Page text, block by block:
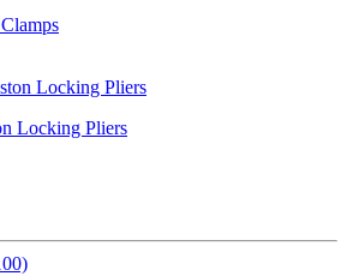
Locking Pliers